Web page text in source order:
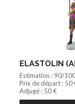
ELASTOLIN
Estimation : 90/
Prix de départ : 50
Adjugé : 50 €